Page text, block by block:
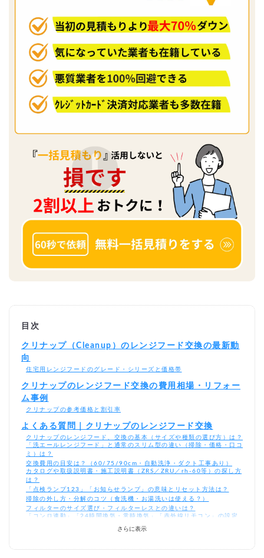
目次
クリナップ（Cleanup）のレンジフード交換の最新動
向
住宅用レンジフードのグレード・シリーズと価格帯
クリナップのレンジフード交換の費用相場・リフォー
ム事例
クリナップの参考価格と割引率
よくある質問｜クリナップのレンジフード交換
クリナップのレンジフード、交換の基本（サイズや種類の選び方）は？
「洗エールレンジフード」と通常のスリム型の違い（掃除・価格・口コ
ミ）は？
交換費用の目安は？（60/75/90cm・自動洗浄・ダクト工事あり）
カタログや取扱説明書・施工説明書（ZRS／ZRU／rh-60等）の探し方
は？
「点検ランプ123」「お知らせランプ」の意味とリセット方法は？
掃除の外し方・分解のコツ（食洗機・お湯洗いは使える？）
フィルターのサイズ選び・フィルターレスとの違いは？
「コンロ連動」「24時間換気・常時換気」「赤外線リモコン」の設定
「うるさい／異音／動かない／勝手に動く／エラー」故障かなと思った
DIYで取付・取り外しは可能？（吊りボルト・高さ500・幕板・梁欠
さらに表示